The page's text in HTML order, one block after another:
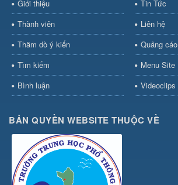
Giới thiệu
Tin Tức
Thành viên
Liên hệ
Thăm dò ý kiến
Quảng cáo
Tìm kiếm
Menu Site
Bình luận
Videoclips
BẢN QUYỀN WEBSITE THUỘC VỀ